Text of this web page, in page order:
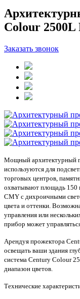
Colour 2500L
Заказать звонок
Мощный архитектурный
используются для
торговых центров,
охватывают площадь 150
CMY с дихроичными
цвета и оттенки.
управления или
прибор может
Арендуя прожектора
освещать ваши здания
система Century Colour
диапазон цветов.
Технические